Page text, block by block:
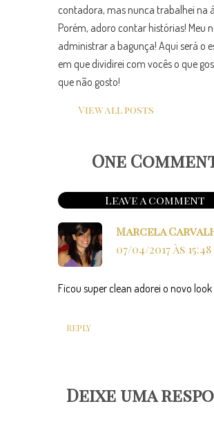
contadora, mas nunca trabalhei na
Porém, adoro contar histórias! Meu
administrar a bagunça! Aqui será o
em que dividirei com vocês o que
que não gosto!
View all posts
One
Leave a comment
Marcela
07/04/2017 às 15:48
Ficou super clean adorei o novo look
REPLY
Deixe uma